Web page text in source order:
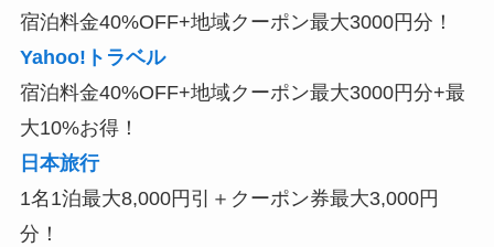
宿泊料金40%OFF+地域クーポン最大3000円分！
Yahoo!トラベル
宿泊料金40%OFF+地域クーポン最大3000円分+最
大10%お得！
日本旅行
1名1泊最大8,000円引＋クーポン券最大3,000円
分！